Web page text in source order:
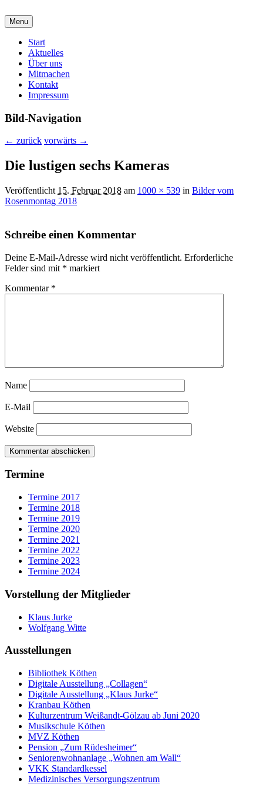
malzirkel-koethen.de
Verein für Freunde der Malerei und Grafik
Menu
Hauptmenü
Start
Aktuelles
Über uns
Mitmachen
Kontakt
Impressum
Bild-Navigation
← zurück vorwärts →
Die lustigen sechs Kameras
Veröffentlicht 15. Februar 2018 am 1000 × 539 in Bilder vom
Rosenmontag 2018
Schreibe einen Kommentar
Deine E-Mail-Adresse wird nicht veröffentlicht. Erforderliche
Felder sind mit * markiert
Kommentar *
Name
E-Mail
Website
Termine
Termine 2017
Termine 2018
Termine 2019
Termine 2020
Termine 2021
Termine 2022
Termine 2023
Termine 2024
Vorstellung der Mitglieder
Klaus Jurke
Wolfgang Witte
Ausstellungen
Bibliothek Köthen
Digitale Ausstellung „Collagen“
Digitale Ausstellung „Klaus Jurke“
Kranbau Köthen
Kulturzentrum Weißandt-Gölzau ab Juni 2020
Musikschule Köthen
MVZ Köthen
Pension „Zum Rüdesheimer“
Seniorenwohnanlage „Wohnen am Wall“
VKK Standardkessel
Medizinisches Versorgungszentrum